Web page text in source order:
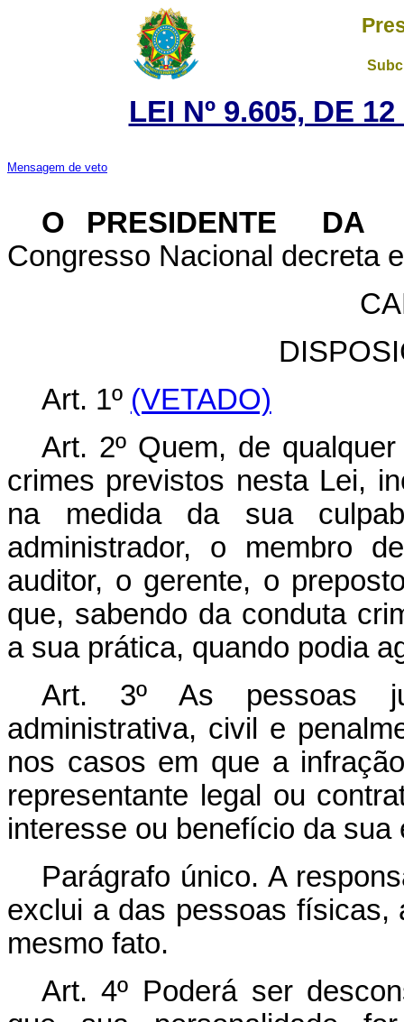
LEI Nº 9.605, DE
Mensagem de veto
O PRESIDENTE DA
Congresso Nacional decreta
Art. 1º (VETADO)
Art. 2º Quem, de
crimes previstos nesta Lei,
na medida da sua
administrador, o membro
auditor, o gerente, o
que, sabendo da conduta
a sua prática, quando podia
Art. 3º As pessoas
administrativa, civil e
nos casos em que a
representante legal ou
interesse ou benefício da sua
Parágrafo único. A
exclui a das pessoas físicas,
mesmo fato.
Art. 4º Poderá ser